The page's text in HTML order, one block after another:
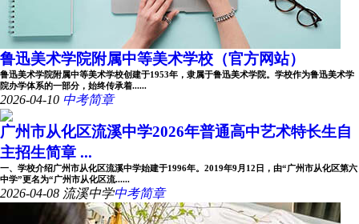
鲁迅美术学院附属中等美术学校（官方网站）
鲁迅美术学院附属中等美术学校创建于1953年，隶属于鲁迅美术学院。学校作为鲁迅美术学
院办学体系的一部分，始终传承着......
2026-04-10 中考简章
广州市从化区流溪中学2026年普通高中艺术特长生自
主招生简章 ...
一、学校介绍广州市从化区流溪中学始建于1996年。2019年9月12日，由“广州市从化区第六
中学”更名为“广州市从化区流......
2026-04-08 流溪中学中考简章